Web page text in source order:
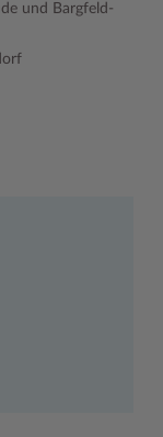
und Bargfeld-